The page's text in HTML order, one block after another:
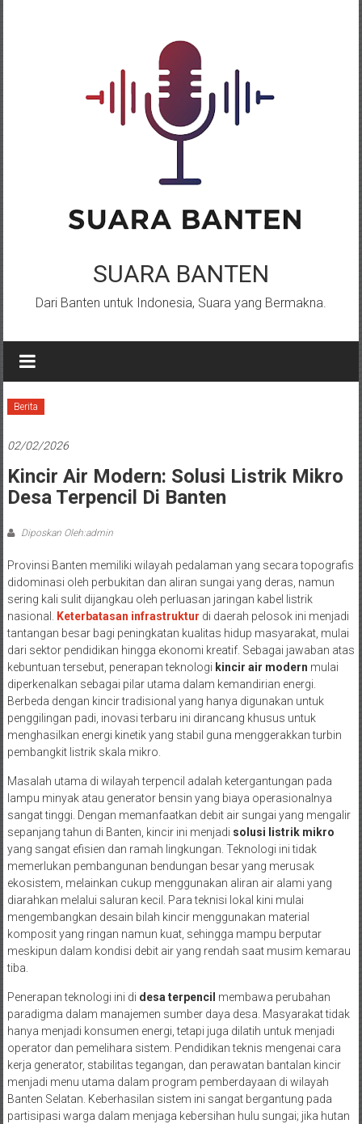
SUARA BANTEN
Dari Banten untuk Indonesia, Suara yang Bermakna.
Berita
02/02/2026
Kincir Air Modern: Solusi Listrik Mikro
Desa Terpencil Di Banten
Diposkan Oleh:admin
Provinsi Banten memiliki wilayah pedalaman yang secara topografis
didominasi oleh perbukitan dan aliran sungai yang deras, namun
sering kali sulit dijangkau oleh perluasan jaringan kabel listrik
nasional.
Keterbatasan infrastruktur di daerah pelosok ini menjadi
tantangan besar bagi peningkatan kualitas hidup masyarakat, mulai
dari sektor pendidikan hingga ekonomi kreatif. Sebagai jawaban atas
kebuntuan tersebut, penerapan teknologi kincir air modern mulai
diperkenalkan sebagai pilar utama dalam kemandirian energi.
Berbeda dengan kincir tradisional yang hanya digunakan untuk
penggilingan padi, inovasi terbaru ini dirancang khusus untuk
menghasilkan energi kinetik yang stabil guna menggerakkan turbin
pembangkit listrik skala mikro.
Masalah utama di wilayah terpencil adalah ketergantungan pada
lampu minyak atau generator bensin yang biaya operasionalnya
sangat tinggi. Dengan memanfaatkan debit air sungai yang mengalir
sepanjang tahun di Banten, kincir ini menjadi solusi listrik mikro
yang sangat efisien dan ramah lingkungan. Teknologi ini tidak
memerlukan pembangunan bendungan besar yang merusak
ekosistem, melainkan cukup menggunakan aliran air alami yang
diarahkan melalui saluran kecil. Para teknisi lokal kini mulai
mengembangkan desain bilah kincir menggunakan material
komposit yang ringan namun kuat, sehingga mampu berputar
meskipun dalam kondisi debit air yang rendah saat musim kemarau
tiba.
Penerapan teknologi ini di desa terpencil membawa perubahan
paradigma dalam manajemen sumber daya desa. Masyarakat tidak
hanya menjadi konsumen energi, tetapi juga dilatih untuk menjadi
operator dan pemelihara sistem. Pendidikan teknis mengenai cara
kerja generator, stabilitas tegangan, dan perawatan bantalan kincir
menjadi menu utama dalam program pemberdayaan di wilayah
Banten Selatan. Keberhasilan sistem ini sangat bergantung pada
partisipasi warga dalam menjaga kebersihan hulu sungai; jika hutan